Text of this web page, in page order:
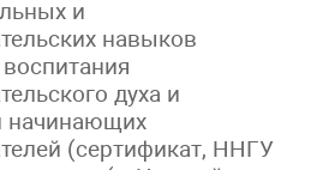
и
навыков
духа и
начинающих
(сертификат, ННГУ